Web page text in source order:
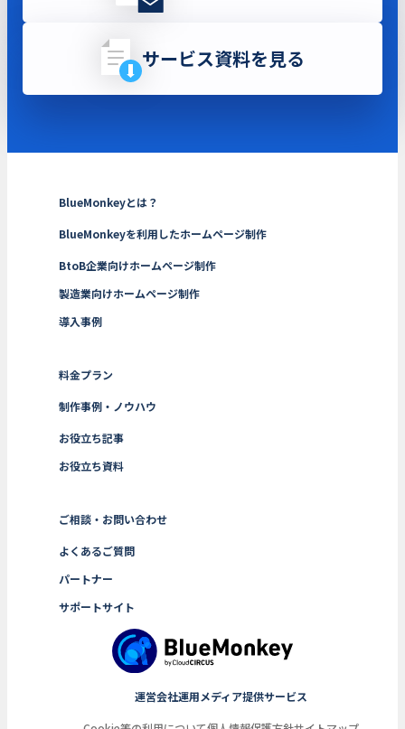
サービス資料を見る
運営会社運用メディア提供サービス
BlueMonkeyとは？
BlueMonkeyを利用したホームページ制作
BtoB企業向けホームページ制作
製造業向けホームページ制作
導入事例
料金プラン
制作事例・ノウハウ
お役立ち記事
お役立ち資料
ご相談・お問い合わせ
よくあるご質問
パートナー
サポートサイト